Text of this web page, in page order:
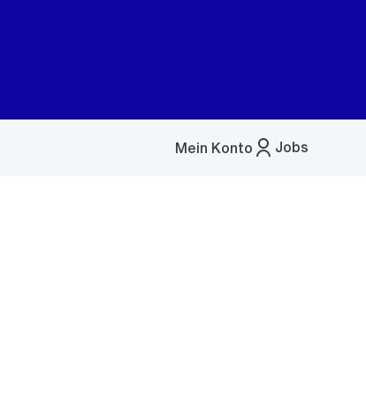
Jobs
Mein Konto
Menü